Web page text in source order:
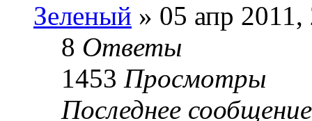
Зеленый » 05 апр 2011,
8 Ответы
1453 Просмотры
Последнее